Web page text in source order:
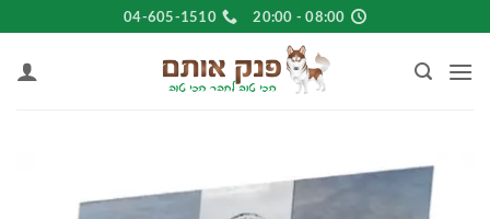
to
content
08:00 - 20:00
04-605-1510